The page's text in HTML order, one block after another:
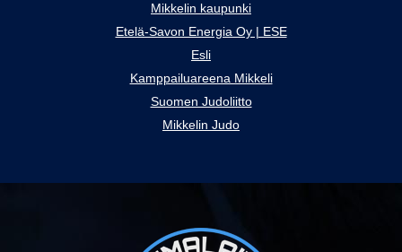
Mikkelin kaupunki
Etelä-Savon Energia Oy | ESE
Esli
Kamppailuareena Mikkeli
Suomen Judoliitto
Mikkelin Judo